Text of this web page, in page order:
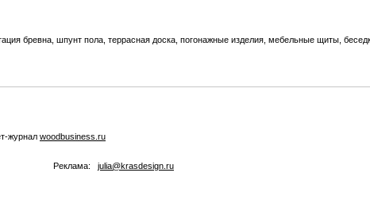
бревна, шпунт пола, террасная доска, погонажные изделия, мебельные щиты,
журнал woodbusiness.ru
Реклама: julia@krasdesign.ru